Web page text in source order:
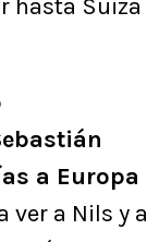
hasta Suiza
a Europa
a Nils y a